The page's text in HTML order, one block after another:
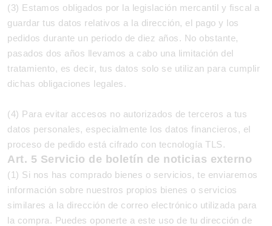
(3) Estamos obligados por la legislación mercantil y fiscal a
guardar tus datos relativos a la dirección, el pago y los
pedidos durante un periodo de diez años. No obstante,
pasados dos años llevamos a cabo una limitación del
tratamiento, es decir, tus datos solo se utilizan para cumplir
dichas obligaciones legales.
(4) Para evitar accesos no autorizados de terceros a tus
datos personales, especialmente los datos financieros, el
proceso de pedido está cifrado con tecnología TLS.
Art. 5 Servicio de boletín de noticias externo
(1) Si nos has comprado bienes o servicios, te enviaremos
información sobre nuestros propios bienes o servicios
similares a la dirección de correo electrónico utilizada para
la compra. Puedes oponerte a este uso de tu dirección de